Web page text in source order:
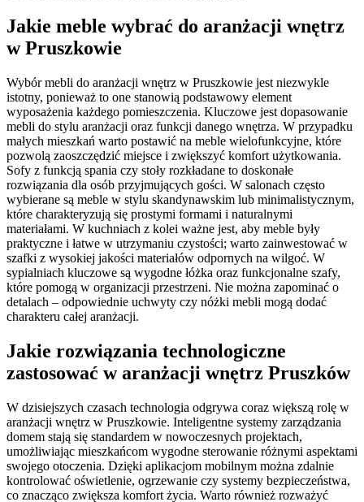
Jakie meble wybrać do aranżacji wnętrz
w Pruszkowie
Wybór mebli do aranżacji wnętrz w Pruszkowie jest niezwykle
istotny, ponieważ to one stanowią podstawowy element
wyposażenia każdego pomieszczenia. Kluczowe jest dopasowanie
mebli do stylu aranżacji oraz funkcji danego wnętrza. W przypadku
małych mieszkań warto postawić na meble wielofunkcyjne, które
pozwolą zaoszczędzić miejsce i zwiększyć komfort użytkowania.
Sofy z funkcją spania czy stoły rozkładane to doskonałe
rozwiązania dla osób przyjmujących gości. W salonach często
wybierane są meble w stylu skandynawskim lub minimalistycznym,
które charakteryzują się prostymi formami i naturalnymi
materiałami. W kuchniach z kolei ważne jest, aby meble były
praktyczne i łatwe w utrzymaniu czystości; warto zainwestować w
szafki z wysokiej jakości materiałów odpornych na wilgoć. W
sypialniach kluczowe są wygodne łóżka oraz funkcjonalne szafy,
które pomogą w organizacji przestrzeni. Nie można zapominać o
detalach – odpowiednie uchwyty czy nóżki mebli mogą dodać
charakteru całej aranżacji.
Jakie rozwiązania technologiczne
zastosować w aranżacji wnętrz Pruszków
W dzisiejszych czasach technologia odgrywa coraz większą rolę w
aranżacji wnętrz w Pruszkowie. Inteligentne systemy zarządzania
domem stają się standardem w nowoczesnych projektach,
umożliwiając mieszkańcom wygodne sterowanie różnymi aspektami
swojego otoczenia. Dzięki aplikacjom mobilnym można zdalnie
kontrolować oświetlenie, ogrzewanie czy systemy bezpieczeństwa,
co znacząco zwiększa komfort życia. Warto również rozważyć